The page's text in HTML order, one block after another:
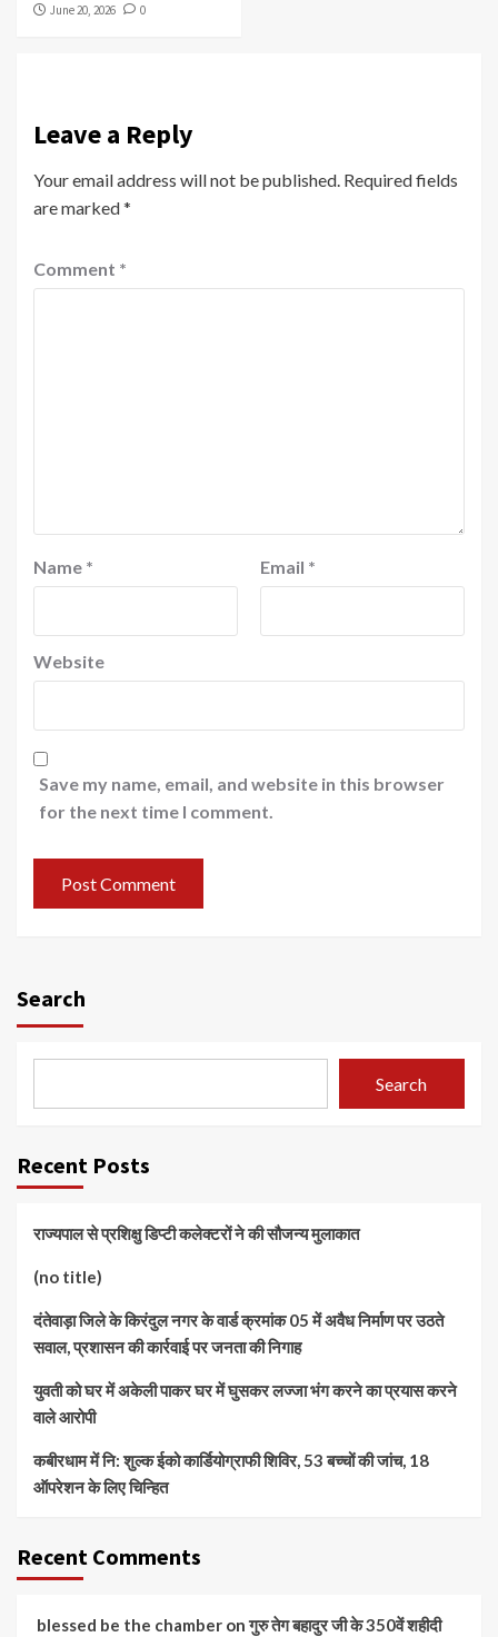
June 20, 2026
0
Leave a Reply
Your email address will not be published. Required fields
are marked*
Comment *
Name * Email *
Website
Save my name, email, and website in this browser
for the next time I comment.
Search
Search
Recent Posts
राज्यपाल से प्रशिक्षु डिप्टी कलेक्टरों ने की सौजन्य मुलाकात
(no title)
दंतेवाड़ा जिले के किरंदुल नगर के वार्ड क्रमांक 05 में अवैध निर्माण पर उठते
सवाल, प्रशासन की कार्रवाई पर जनता की निगाह
युवती को घर में अकेली पाकर घर में घुसकर लज्जा भंग करने का प्रयास करने
वाले आरोपी
कबीरधाम में नि: शुल्क ईको कार्डियोग्राफी शिविर, 53 बच्चों की जांच, 18
ऑपरेशन के लिए चिन्हित
Recent Comments
blessed be the chamber onगुरु तेग बहादुर जी के 350वें शहीदी